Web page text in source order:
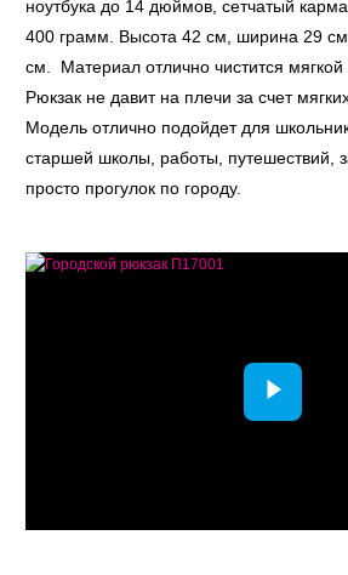
ноутбука до 14 дюймов, сетчатый
400 грамм. Высота 42 см, ширина 29
см. Материал отлично чистится
Рюкзак не давит на плечи за счет
Модель отлично подойдет для
старшей школы, работы, путешествий,
просто прогулок по городу.